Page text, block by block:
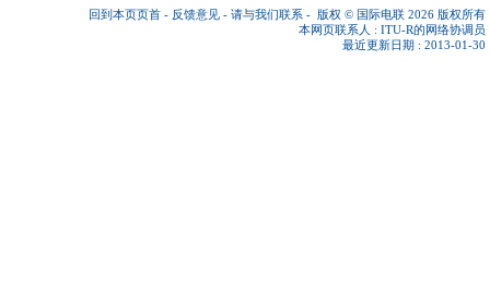
回到本页页首 - 反馈意见 - 请与我们联系 - 版权 © 国际电联 2026 版权所有
本网页联系人 : ITU-R的网络协调员
最近更新日期 : 2013-01-30